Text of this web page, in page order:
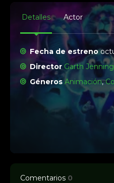
Detalles Actor
Fecha de estreno
Director Garth
Géneros Animación,
Comentarios 0